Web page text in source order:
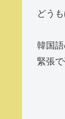
どう
韓国
緊張